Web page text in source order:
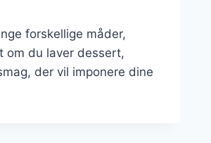
forskellige måder,
om du laver dessert,
der vil imponere dine